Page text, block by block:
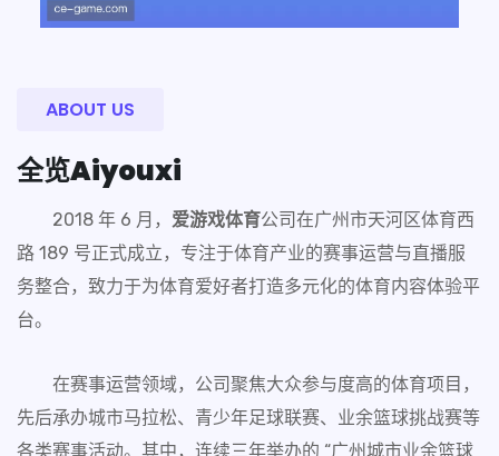
ABOUT US
全览Aiyouxi
2018 年 6 月， 爱游戏体育公司在广州市天河区体育西
路 189 号正式成立，专注于体育产业的赛事运营与直播服
务整合，致力于为体育爱好者打造多元化的体育内容体验平
台。
在赛事运营领域，公司聚焦大众参与度高的体育项目，
先后承办城市马拉松、青少年足球联赛、业余篮球挑战赛等
各类赛事活动。其中，连续三年举办的 “广州城市业余篮球